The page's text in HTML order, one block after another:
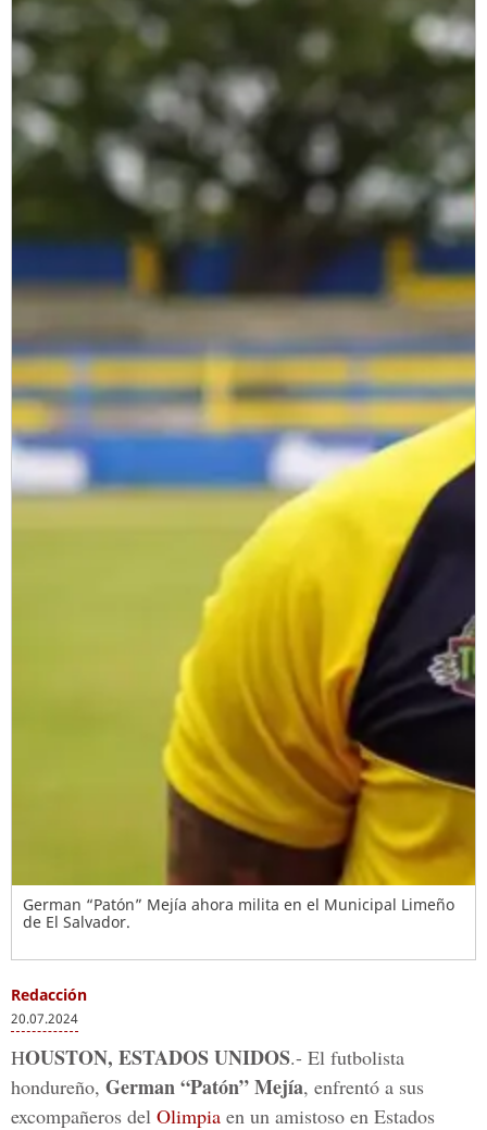
German “Patón” Mejía ahora milita en el Municipal Limeño
de El Salvador.
Redacción
20.07.2024
HOUSTON, ESTADOS UNIDOS.- El futbolista
hondureño, German “Patón” Mejía, enfrentó a sus
excompañeros del Olimpia en un amistoso en Estados